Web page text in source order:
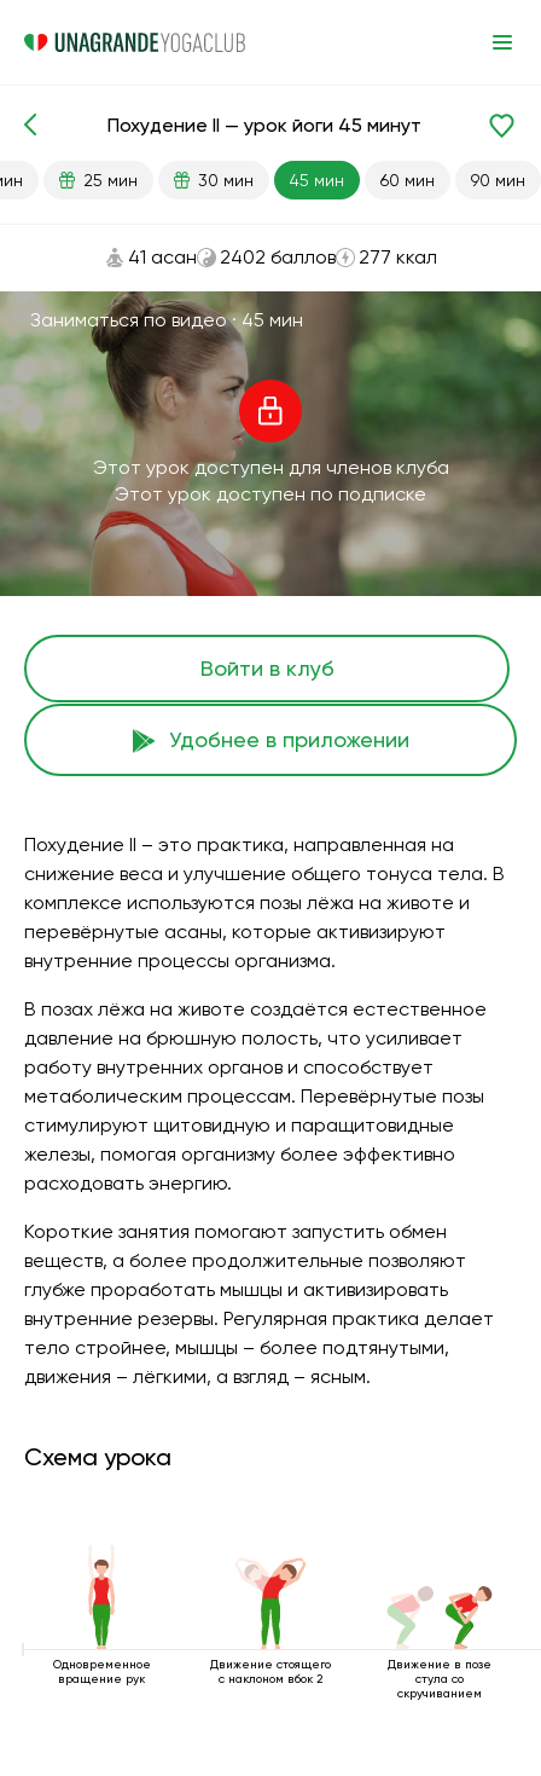
Готовые уроки Продвинутый Похудение
Похудение II — урок йоги 45 минут
25 мин 30 мин 45 мин 60 мин 90 мин
41 асан 2402 баллов 277 ккал
Заниматься по видео ·45 мин
Этот урок доступен для членов клуба
Этот урок доступен по подписке
Войти в клуб
Удобнее в приложении
Похудение II – это практика, направленная на
снижение веса и улучшение общего тонуса тела. В
комплексе используются позы лёжа на животе и
перевёрнутые асаны, которые активизируют
внутренние процессы организма.
В позах лёжа на животе создаётся естественное
давление на брюшную полость, что усиливает
работу внутренних органов и способствует
метаболическим процессам. Перевёрнутые позы
стимулируют щитовидную и паращитовидные
железы, помогая организму более эффективно
расходовать энергию.
Короткие занятия помогают запустить обмен
веществ, а более продолжительные позволяют
глубже проработать мышцы и активизировать
внутренние резервы. Регулярная практика делает
тело стройнее, мышцы – более подтянутыми,
движения – лёгкими, а взгляд – ясным.
Схема урока
Одновременное
вращение рук
Движение стоящего
с наклоном вбок 2
Движение в позе
стула со
скручиванием